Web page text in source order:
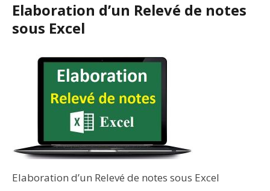
Elaboration d’un Relevé de notes
sous Excel
Elaboration d’un Relevé de notes sous Excel